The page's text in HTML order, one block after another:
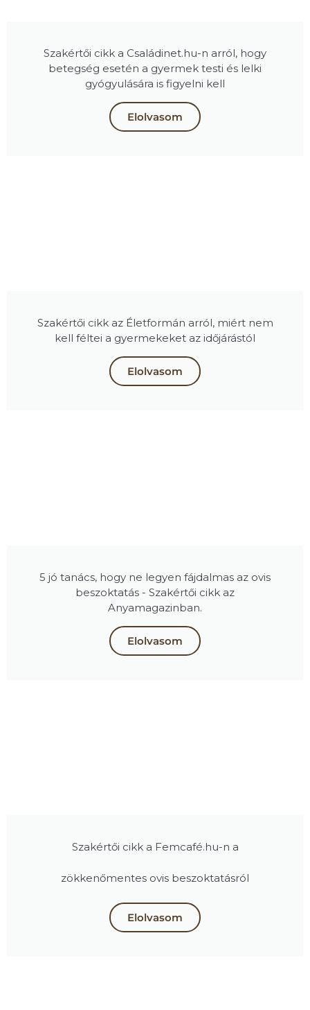
Szakértői cikk a Családinet.hu-n arról, hogy
betegség esetén a gyermek testi és lelki
gyógyulására is figyelni kell
Elolvasom
Szakértői cikk az Életformán arról, miért nem
kell féltei a gyermekeket az időjárástól
Elolvasom
5 jó tanács, hogy ne legyen fájdalmas az ovis
beszoktatás - Szakértői cikk az
Anyamagazinban.
Elolvasom
Szakértői cikk a Femcafé.hu-n a
zökkenőmentes ovis beszoktatásról
Elolvasom